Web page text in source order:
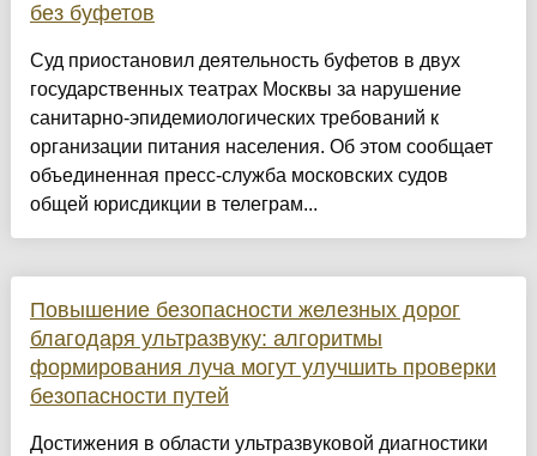
без буфетов
Суд приостановил деятельность буфетов в двух
государственных театрах Москвы за нарушение
санитарно-эпидемиологических требований к
организации питания населения. Об этом сообщает
объединенная пресс-служба московских судов
общей юрисдикции в телеграм...
Повышение безопасности железных дорог
благодаря ультразвуку: алгоритмы
формирования луча могут улучшить проверки
безопасности путей
Достижения в области ультразвуковой диагностики